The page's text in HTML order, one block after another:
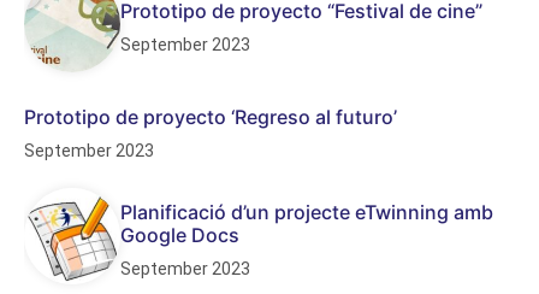
Prototipo de proyecto “Festival de cine”
September 2023
Prototipo de proyecto ‘Regreso al futuro’
September 2023
Planificació d’un projecte eTwinning amb
Google Docs
September 2023